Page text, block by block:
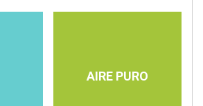
AIRE PURO